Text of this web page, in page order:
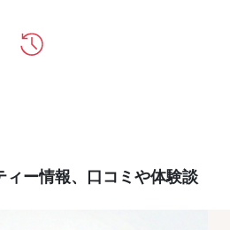
ィー情報、口コミや体験談